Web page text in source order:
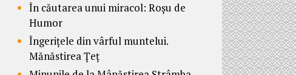
În căutarea unui miracol: Roșu de
Humor
Îngerițele din vârful muntelui.
Mănăstirea Țeț